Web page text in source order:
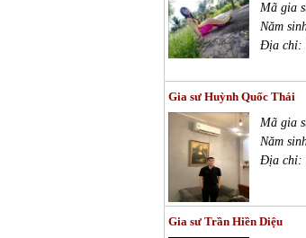
Mã gia
Năm
Địa chỉ:
Gia sư Huỳnh Quốc Thái
Mã gia
Năm
Địa chỉ:
Gia sư Trần Hiền Diệu